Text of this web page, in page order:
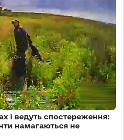
і ведуть спостереження:
намагаються не